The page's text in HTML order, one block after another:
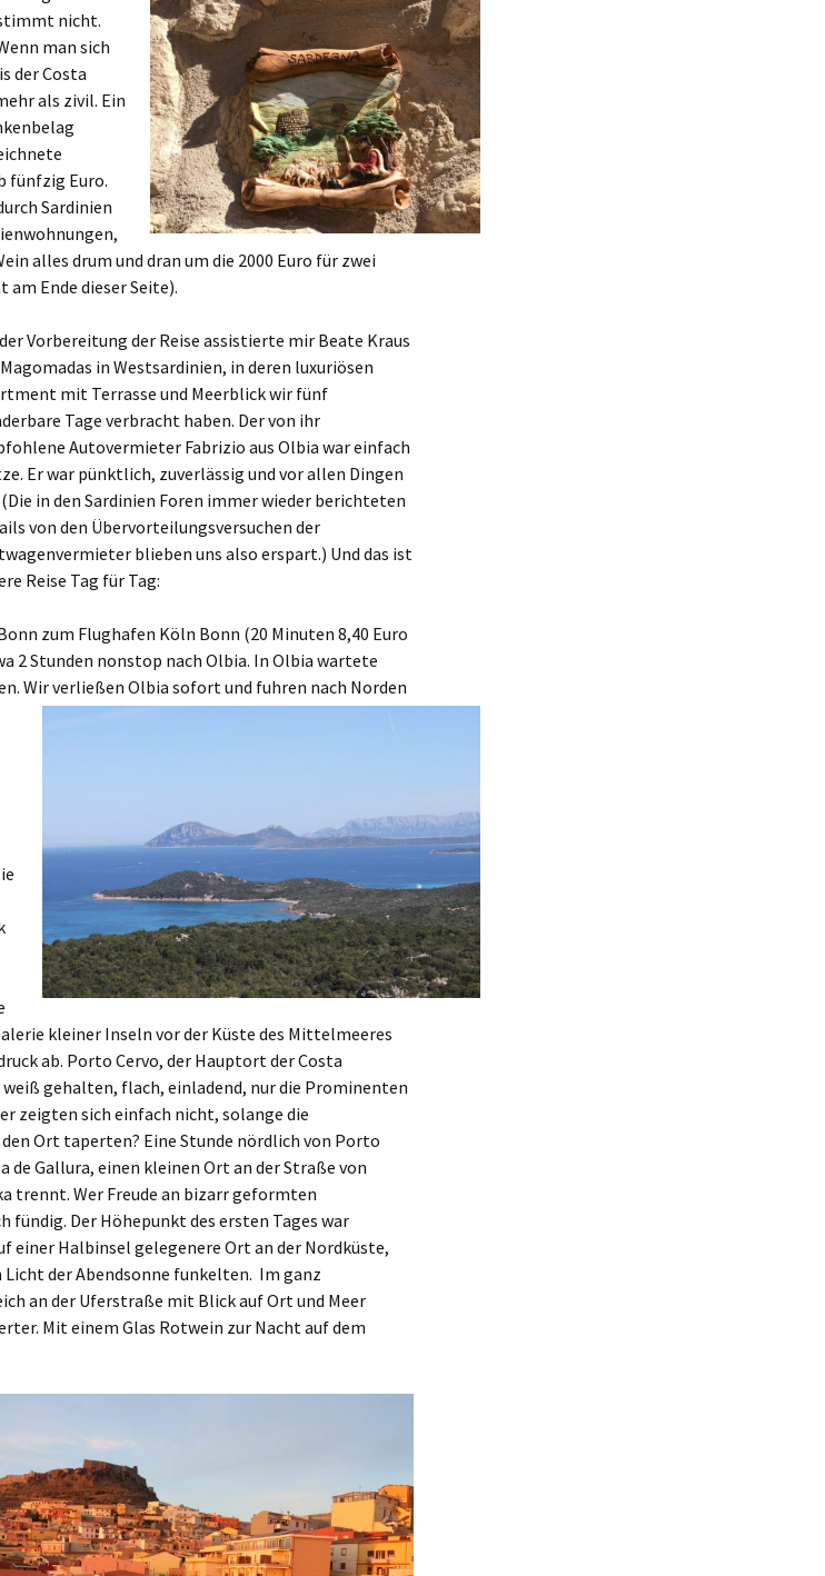
nicht.
man sich
der Costa
als zivil. Ein
fünfzig Euro.
Sardinien
alles drum und dran um die 2000 Euro für zwei
Ende dieser Seite).
Vorbereitung der Reise assistierte mir Beate Kraus
in Westsardinien, in deren luxuriösen
mit Terrasse und Meerblick wir fünf
Tage verbracht haben. Der von ihr
Autovermieter Fabrizio aus Olbia war einfach
Er war pünktlich, zuverlässig und vor allen Dingen
in den Sardinien Foren immer wieder berichteten
von den Übervorteilungsversuchen der
blieben uns also erspart.) Und das ist
Reise Tag für Tag:
zum Flughafen Köln Bonn (20 Minuten 8,40 Euro
2 Stunden nonstop nach Olbia. In Olbia wartete
Wir verließen Olbia sofort und fuhren nach Norden
kleiner Inseln vor der Küste des Mittelmeeres
ab. Porto Cervo, der Hauptort der Costa
gehalten, flach, einladend, nur die Prominenten
zeigten sich einfach nicht, solange die
Ort taperten? Eine Stunde nördlich von Porto
de Gallura, einen kleinen Ort an der Straße von
trennt. Wer Freude an bizarr geformten
Der Höhepunkt des ersten Tages war
einer Halbinsel gelegenere Ort an der Nordküste,
der Abendsonne funkelten. Im ganz
an der Uferstraße mit Blick auf Ort und Meer
Mit einem Glas Rotwein zur Nacht auf dem